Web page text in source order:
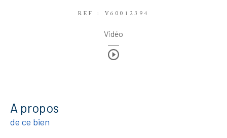
REF : V60012394
Vidéo
a propos
de ce bien